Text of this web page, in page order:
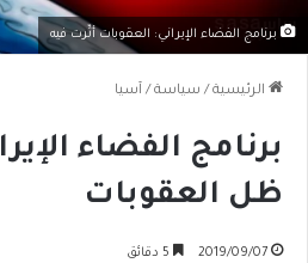
برنامج الفضاء الإيراني: العقوبات أثّرت فيه
الرئيسية / سياسة / آسيا
برنامج الفضاء
ظل العقوبات
2019/09/07